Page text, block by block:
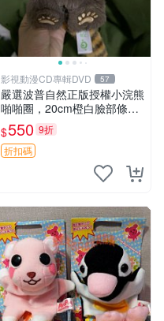
影視動漫CD專輯DVD 57
嚴選波普自然正版授權小浣熊
啪啪圈，20cm橙白臉部條紋
清晰，毛絨超萌贈品推薦。
小浣熊 波普 圈環
$550 9折
折扣碼